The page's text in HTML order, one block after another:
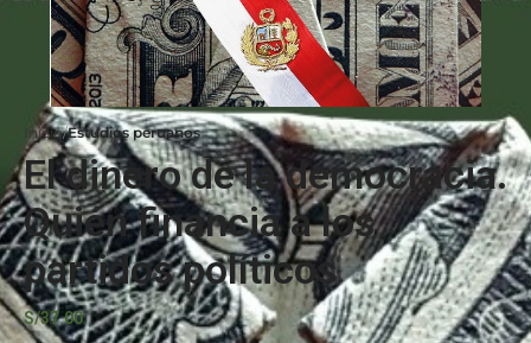
Inicio Estudios peruanos
El dinero de la democracia.
Quién financia a los
partidos políticos
S/37.00